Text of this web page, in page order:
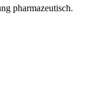
pharmazeutisch.